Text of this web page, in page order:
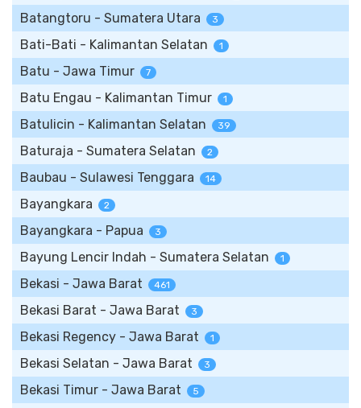
Batangtoru - Sumatera Utara 3
Bati-Bati - Kalimantan Selatan 1
Batu - Jawa Timur 7
Batu Engau - Kalimantan Timur 1
Batulicin - Kalimantan Selatan 39
Baturaja - Sumatera Selatan 2
Baubau - Sulawesi Tenggara 14
Bayangkara 2
Bayangkara - Papua 3
Bayung Lencir Indah - Sumatera Selatan 1
Bekasi - Jawa Barat 461
Bekasi Barat - Jawa Barat 3
Bekasi Regency - Jawa Barat 1
Bekasi Selatan - Jawa Barat 3
Bekasi Timur - Jawa Barat 5